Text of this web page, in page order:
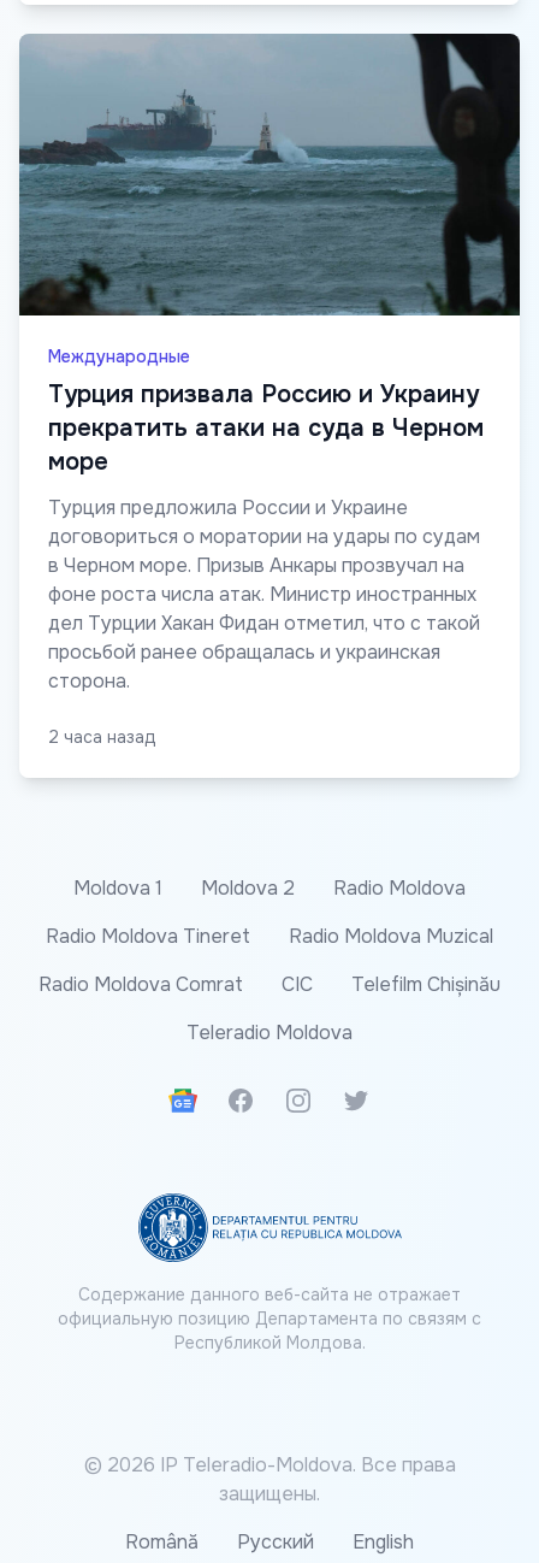
Международные
Турция призвала Россию и Украину
прекратить атаки на суда в Черном
море
Турция предложила России и Украине
договориться о моратории на удары по судам
в Черном море. Призыв Анкары прозвучал на
фоне роста числа атак. Министр иностранных
дел Турции Хакан Фидан отметил, что с такой
просьбой ранее обращалась и украинская
сторона.
2 часа назад
Moldova 1 Moldova 2
Radio Moldova
Radio Moldova Tineret
Radio Moldova Muzical
Radio Moldova Comrat
CIC
Telefilm Chișinău
Teleradio Moldova
Google News
FacebookInstagramTwitter
Содержание данного веб-сайта не отражает
официальную позицию Департамента по связям с
Республикой Молдова.
© 2026 IP Teleradio-Moldova. Все права
защищены.
Română
Русский English